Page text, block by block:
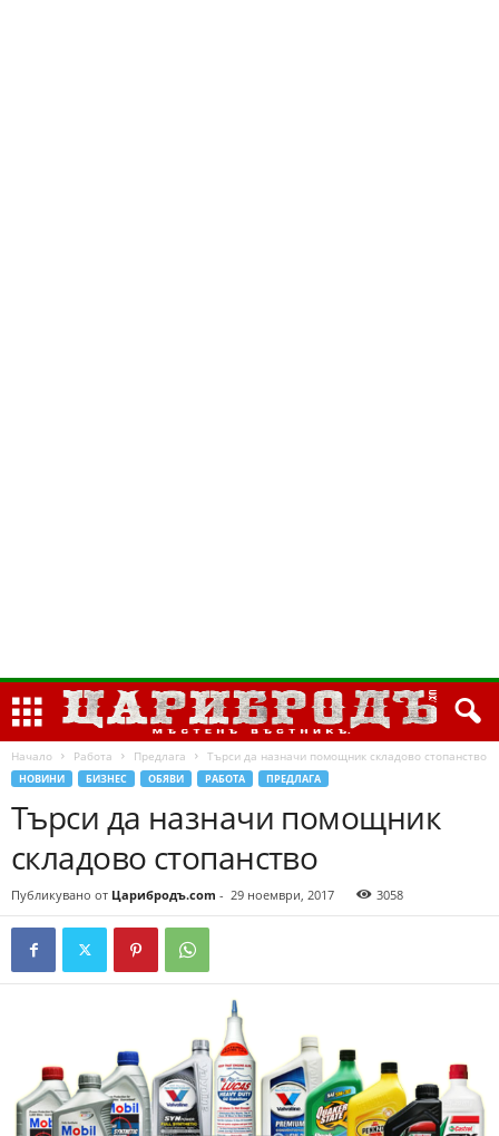
Начало Работа Предлага Търси да назначи помощник складово стопанство
НОВИНИ БИЗНЕС ОБЯВИ РАБОТА ПРЕДЛАГА
Търси да назначи помощник
складово стопанство
Публикувано от Царибродъ.com - 29 ноември, 2017 3058